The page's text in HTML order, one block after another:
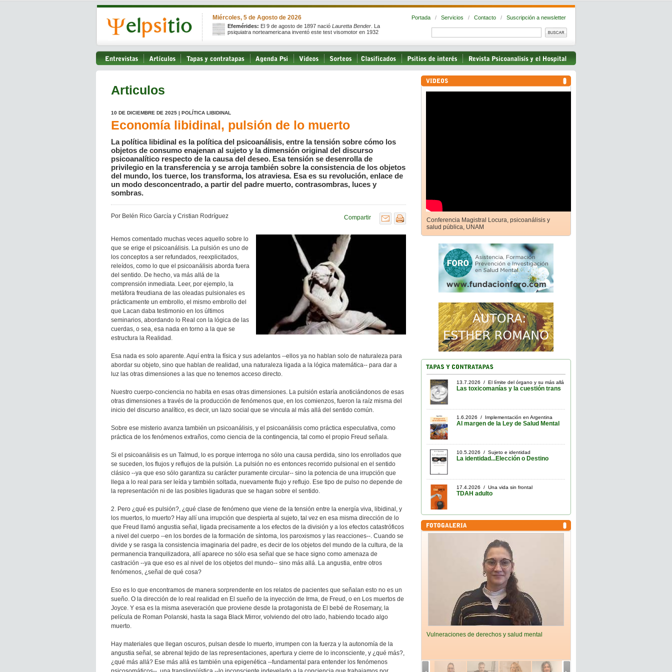
Miércoles, 5 de Agosto de 2026
Efemérides: El 9 de agosto de 1897 nació Lauretta Bender . La
psiquiatra norteamericana inventó este test visomotor en 1932
Portada / Servicios / Contacto / Suscripción a newsletter
Articulos
10 DE DICIEMBRE DE 2025 | POLÍTICA LIBIDINAL
Economía libidinal, pulsión de lo muerto
La política libidinal es la política del psicoanálisis, entre la tensión sobre cómo los
objetos de consumo enajenan al sujeto y la dimensión original del discurso
psicoanalítico respecto de la causa del deseo. Esa tensión se desenrolla de
privilegio en la transferencia y se arroja también sobre la consistencia de los objetos
del mundo, los tuerce, los transforma, los atraviesa. Esa es su revolución, enlace de
un modo desconcentrado, a partir del padre muerto, contrasombras, luces y
sombras.
Por Belén Rico García y Cristian Rodríguez Compartir
Hemos comentado muchas veces aquello sobre lo
que se erige el psicoanálisis. La pulsión es uno de
los conceptos a ser refundados, reexplicitados,
releídos, como lo que el psicoanálisis aborda fuera
del sentido. De hecho, va más allá de la
comprensión inmediata. Leer, por ejemplo, la
metáfora freudiana de las oleadas pulsionales es
prácticamente un embrollo, el mismo embrollo del
que Lacan daba testimonio en los últimos
seminarios, abordando lo Real con la lógica de las
cuerdas, o sea, esa nada en torno a la que se
estructura la Realidad.
Esa nada es solo aparente. Aquí entra la física y sus adelantos --ellos ya no hablan solo de naturaleza para
abordar su objeto, sino que hablan de realidad, una naturaleza ligada a la lógica matemática-- para dar a
luz las otras dimensiones a las que no tenemos acceso directo.
Nuestro cuerpo-conciencia no habita en esas otras dimensiones. La pulsión estaría anoticiándonos de esas
otras dimensiones a través de la producción de fenómenos que, en los comienzos, fueron la raíz misma del
inicio del discurso analítico, es decir, un lazo social que se vincula al más allá del sentido común.
Sobre ese misterio avanza también un psicoanálisis, y el psicoanálisis como práctica especulativa, como
práctica de los fenómenos extraños, como ciencia de la contingencia, tal como el propio Freud señala.
Si el psicoanálisis es un Talmud, lo es porque interroga no sólo una causa perdida, sino los enrollados que
se suceden, los flujos y reflujos de la pulsión. La pulsión no es entonces recorrido pulsional en el sentido
clásico --ya que eso sólo garantiza su carácter puramente circular-- sino la potencia de una irrupción que
llega a lo real para ser leída y también soltada, nuevamente flujo y reflujo. Ese tipo de pulso no depende de
la representación ni de las posibles ligaduras que se hagan sobre el sentido.
2. Pero ¿qué es pulsión?, ¿qué clase de fenómeno que viene de la tensión entre la energía viva, libidinal, y
los muertos, lo muerto? Hay allí una irrupción que despierta al sujeto, tal vez en esa misma dirección de lo
que Freud llamó angustia señal, ligada precisamente a los efectos de la división y a los efectos catastróficos
a nivel del cuerpo --en los bordes de la formación de síntoma, los paroxismos y las reacciones--. Cuando se
divide y se rasga la consistencia imaginaria del padre, es decir de los objetos del mundo de la cultura, de la
permanencia tranquilizadora, allí aparece no sólo esa señal que se hace signo como amenaza de
castración --ya que eso es al nivel de los objetos del mundo-- sino más allá. La angustia, entre otros
fenómenos, ¿señal de qué cosa?
Eso es lo que encontramos de manera sorprendente en los relatos de pacientes que señalan esto no es un
sueño. O la dirección de lo real realidad en El sueño de la inyección de Irma, de Freud, o en Los muertos de
Joyce. Y esa es la misma aseveración que proviene desde la protagonista de El bebé de Rosemary, la
película de Roman Polanski, hasta la saga Black Mirror, volviendo del otro lado, habiendo tocado algo
muerto.
Hay materiales que llegan oscuros, pulsan desde lo muerto, irrumpen con la fuerza y la autonomía de la
angustia señal, se abrenal tejido de las representaciones, apertura y cierre de lo inconsciente, y ¿qué más?,
¿qué más allá? Ese más allá es también una epigenética --fundamental para entender los fenómenos
Conferencia Magistral Locura, psicoanálisis y
salud pública, UNAM
13.7.2026 / El límite del órgano y su más allá
Las toxicomanías y la cuestión trans
1.6.2026 / Implementación en Argentina
Al margen de la Ley de Salud Mental
10.5.2026 / Sujeto e identidad
La identidad...Elección o Destino
17.4.2026 / Una vida sin frontal
TDAH adulto
Vulneraciones de derechos y salud mental